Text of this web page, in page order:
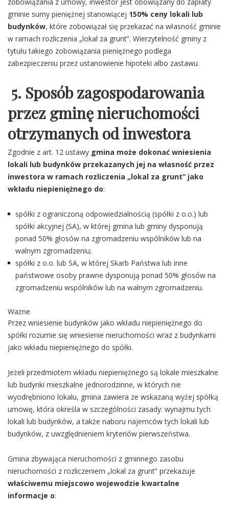
gminie sumy pieniężnej stanowiącej 150% ceny lokali lub
budynków, które zobowiązał się przekazać na własność gminie
w ramach rozliczenia „lokal za grunt”. Wierzytelność gminy z
tytułu takiego zobowiązania pieniężnego podlega
zabezpieczeniu przez ustanowienie hipoteki albo zastawu.
5. Sposób zagospodarowania
przez gminę nieruchomości
otrzymanych od inwestora
Zgodnie z art. 12 ustawy gmina może dokonać wniesienia
lokali lub budynków przekazanych jej na własność przez
inwestora w ramach rozliczenia „lokal za grunt” jako
wkładu niepieniężnego do:
spółki z ograniczoną odpowiedzialnością (spółki z o.o.) lub
spółki akcyjnej (SA), w której gmina lub gminy dysponują
ponad 50% głosów na zgromadzeniu wspólników lub na
walnym zgromadzeniu;
spółki z o.o. lub SA, w której Skarb Państwa lub inne
państwowe osoby prawne dysponują ponad 50% głosów na
zgromadzeniu wspólników lub na walnym zgromadzeniu.
Ważne
Przez wniesienie budynków jako wkładu niepieniężnego do
spółki rozumie się wniesienie nieruchomości wraz z budynkami
jako wkładu niepieniężnego do spółki.
Jeżeli przedmiotem wkładu niepieniężnego są lokale mieszkalne
lub budynki mieszkalne jednorodzinne, w których nie
wyodrębniono lokalu, gmina zawiera ze wskazaną wyżej spółką
umowę, która określa w szczególności zasady: wynajmu tych
lokali lub budynków, a także naboru najemców tych lokali lub
budynków, z uwzględnieniem kryteriów pierwszeństwa.
Gmina zbywająca nieruchomości z gminnego zasobu
nieruchomości z rozliczeniem „lokal za grunt” przekazuje
właściwemu miejscowo wojewodzie kwartalne
informacje o: